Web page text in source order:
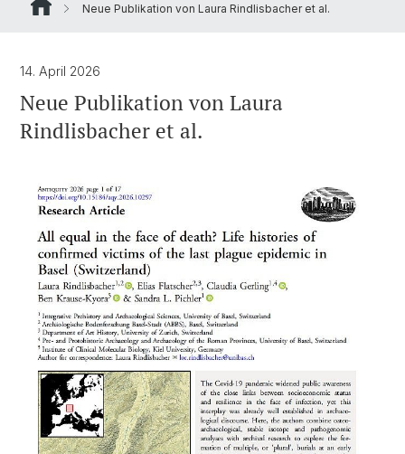
Neue Publikation von Laura Rindlisbacher et al.
14. April 2026
Neue Publikation von Laura
Rindlisbacher et al.